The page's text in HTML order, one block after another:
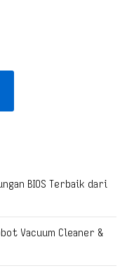
BIOS Terbaik dari
Vacuum Cleaner &